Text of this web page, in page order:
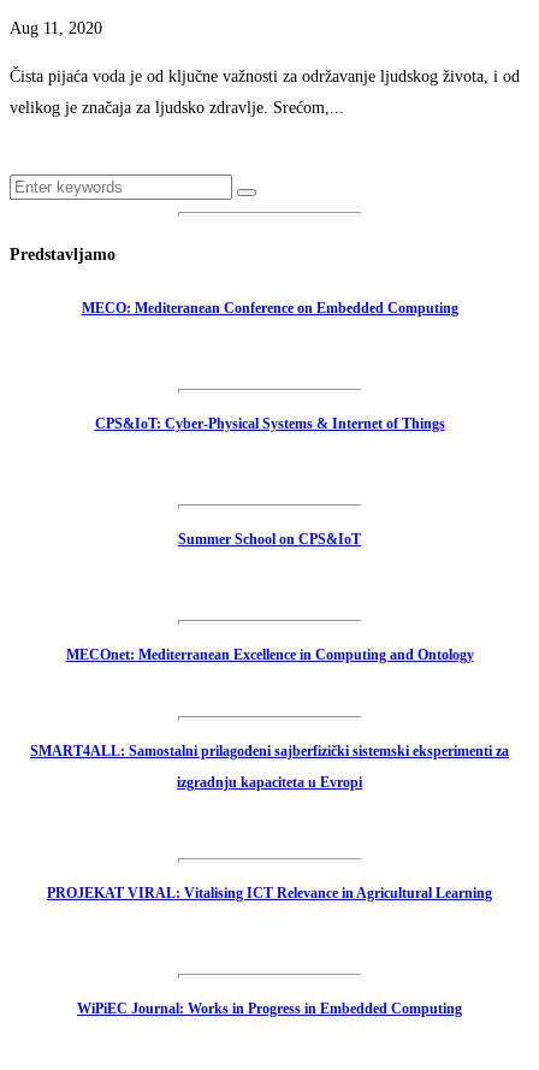
Aug 11, 2020
Čista pijaća voda je od ključne važnosti za održavanje ljudskog života, i od
velikog je značaja za ljudsko zdravlje. Srećom,...
Predstavljamo
MECO: Mediteranean Conference on Embedded Computing
CPS&IoT: Cyber-Physical Systems & Internet of Things
Summer School on CPS&IoT
MECOnet: Mediterranean Excellence in Computing and Ontology
SMART4ALL: Samostalni prilagođeni sajberfizički sistemski eksperimenti za
izgradnju kapaciteta u Evropi
PROJEKAT VIRAL: Vitalising ICT Relevance in Agricultural Learning
WiPiEC Journal: Works in Progress in Embedded Computing